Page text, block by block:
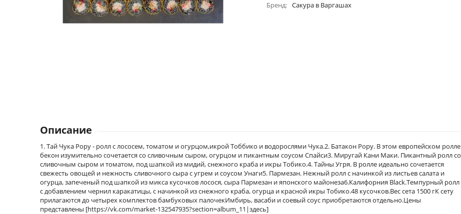
Бренд Сакура в Варгашах
Описание
1. Тай Чука Рору - ролл с лососем, томатом и огурцом,икрой Тоббико и водорослями Чука.2. Батакон Рору. В этом европейском ролле
бекон изумительно сочетается со сливочным сыром, огурцом и пикантным соусом Спайси3. Миругай Кани Маки. Пикантный ролл со
сливочным сыром и томатом, под шапкой из мидий, снежного краба и икры Тобико.4. Тайны Угря. В ролле идеально сочетается
свежесть овощей и нежность сливочного сыра с угрем и соусом Унаги5. Пармезан. Нежный ролл с начинкой из листьев салата и
огурца, запеченый под шапкой из микса кусочков лосося, сыра Пармезан и японского майонеза6.Калифорния Black.Темпурный ролл
с добавлением чернил каракатицы, с начинкой из снежного краба, огурца и красной икры Тобико.48 кусочков.Вес сета 1500 гК сету
прилагаются до четырех комплектов бамбуковых палочекИмбирь, васаби и соевый соус приобретаются отдельно.Цены
представлены [https://vk.com/market-132547935?section=album_11|здесь]